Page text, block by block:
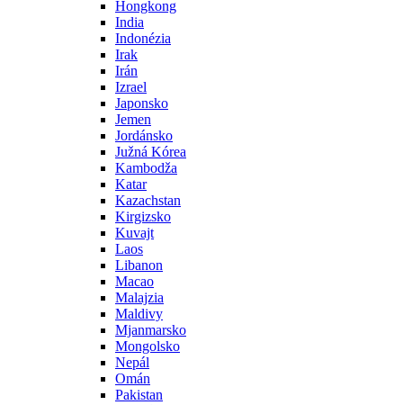
Hongkong
India
Indonézia
Irak
Irán
Izrael
Japonsko
Jemen
Jordánsko
Južná Kórea
Kambodža
Katar
Kazachstan
Kirgizsko
Kuvajt
Laos
Libanon
Macao
Malajzia
Maldivy
Mjanmarsko
Mongolsko
Nepál
Omán
Pakistan